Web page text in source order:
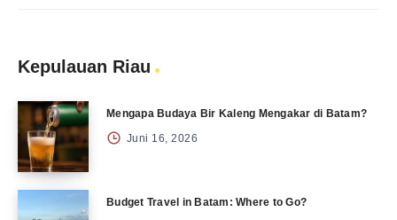
Kepulauan Riau
Mengapa Budaya Bir Kaleng Mengakar di Batam?
Juni 16, 2026
Budget Travel in Batam: Where to Go?